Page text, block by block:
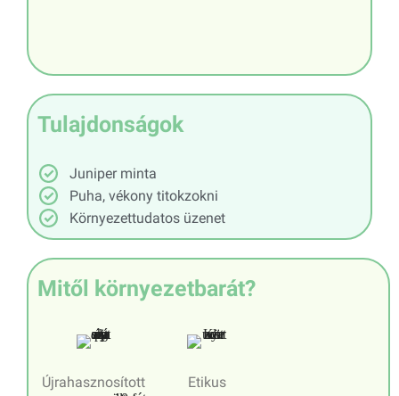
Tulajdonságok
Juniper minta
Puha, vékony titokzokni
Környezettudatos üzenet
Mitől környezetbarát?
Újrahasznosított Etikus